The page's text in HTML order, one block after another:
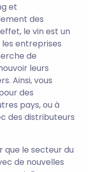
et
des
le vin est un
entreprises
de
leurs
Ainsi, vous
des
pays, ou à
des distributeurs
que le secteur du
de nouvelles